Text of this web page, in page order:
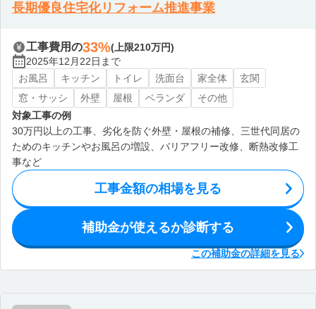
長期優良住宅化リフォーム推進事業
工事費用の33%(上限210万円)
2025年12月22日まで
お風呂
キッチン トイレ 洗面台 家全体
玄関
窓・サッシ
外壁 屋根 ベランダ
その他
対象工事の例
30万円以上の工事、劣化を防ぐ外壁・屋根の補修、三世代同居の
ためのキッチンやお風呂の増設、バリアフリー改修、断熱改修工
事など
工事金額の相場を見る
補助金が使えるか診断する
この補助金の詳細を見る